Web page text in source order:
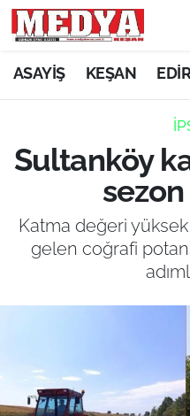
ASAYİŞ KEŞAN
Sultanköy
sezon
Katma değeri
gelen coğrafi
KEŞAN
ASAYİŞ
SİYASET
GÜNDEM
EĞİTİM